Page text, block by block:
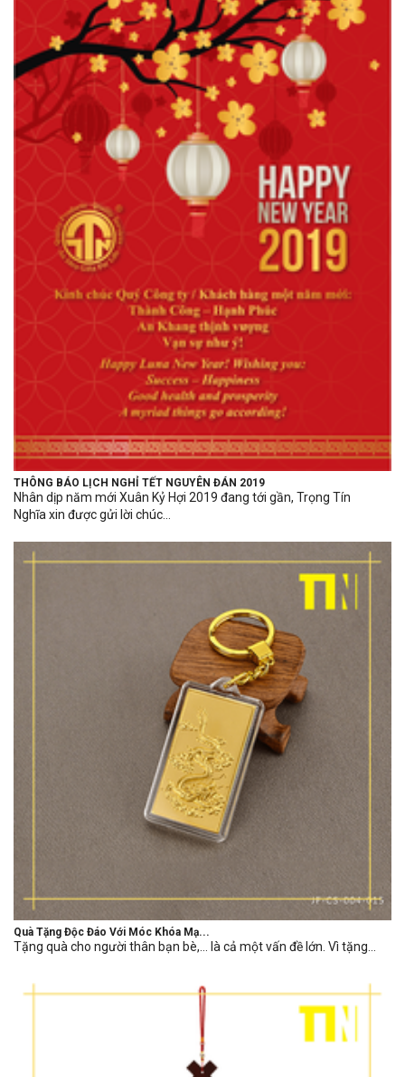
THÔNG BÁO LỊCH NGHỈ TẾT NGUYÊN ĐÁN 2019
Nhân dịp năm mới Xuân Kỷ Hợi 2019 đang tới gần, Trọng Tín
Nghĩa xin được gửi lời chúc...
Quà Tặng Độc Đáo Với Móc Khóa Mạ...
Tặng quà cho người thân bạn bè,… là cả một vấn đề lớn. Vì tặng...